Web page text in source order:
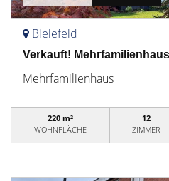
Bielefeld
Verkauft!
Mehrfamilienhaus
220 m²
WOHNFLÄCHE
12
ZIMMER